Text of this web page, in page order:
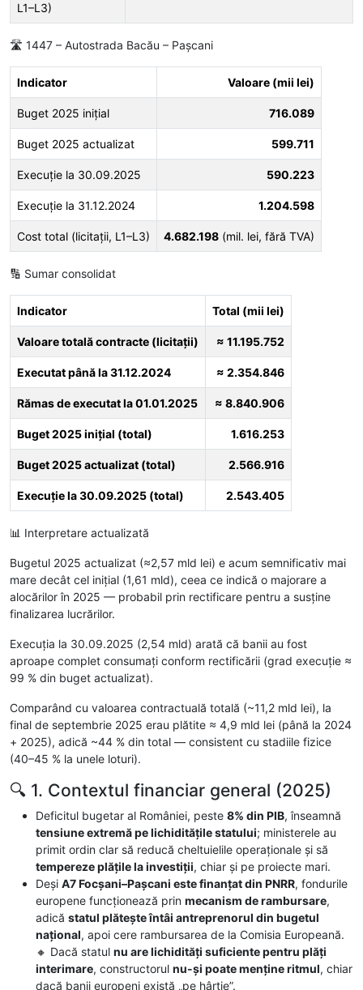
L1–L3)
🛣️ 1447 – Autostrada Bacău – Pașcani
Indicator Valoare (mii lei)
Buget 2025 inițial 716.089
Buget 2025 actualizat 599.711
Execuție la 30.09.2025 590.223
Execuție la 31.12.2024 1.204.598
Cost total (licitații, L1–L3) 4.682.198 (mil. lei, fără TVA)
🔢 Sumar consolidat
Indicator Total (mii lei)
Valoare totală contracte (licitații) ≈ 11.195.752
Executat până la 31.12.2024 ≈ 2.354.846
Rămas de executat la 01.01.2025 ≈ 8.840.906
Buget 2025 inițial (total) 1.616.253
Buget 2025 actualizat (total) 2.566.916
Execuție la 30.09.2025 (total) 2.543.405
📊 Interpretare actualizată
Bugetul 2025 actualizat (≈2,57 mld lei) e acum semnificativ mai
mare decât cel inițial (1,61 mld), ceea ce indică o majorare a
alocărilor în 2025 — probabil prin rectificare pentru a susține
finalizarea lucrărilor.
Execuția la 30.09.2025 (2,54 mld) arată că banii au fost
aproape complet consumați conform rectificării (grad execuție ≈
99 % din buget actualizat).
Comparând cu valoarea contractuală totală (~11,2 mld lei), la
final de septembrie 2025 erau plătite ≈ 4,9 mld lei (până la 2024
+ 2025), adică ~44 % din total — consistent cu stadiile fizice
(40–45 % la unele loturi).
🔍 1. Contextul financiar general (2025)
Deficitul bugetar al României, peste 8% din PIB, înseamnă
tensiune extremă pe lichiditățile statului; ministerele au
primit ordin clar să reducă cheltuielile operaționale și să
tempereze plățile la investiții, chiar și pe proiecte mari.
Deși A7 Focșani–Pașcani este finanțat din PNRR, fondurile
europene funcționează prin mecanism de rambursare,
adică statul plătește întâi antreprenorul din bugetul
național, apoi cere rambursarea de la Comisia Europeană.
🔸 Dacă statul nu are lichidități suficiente pentru plăți
interimare, constructorul nu-și poate menține ritmul, chiar
dacă banii europeni există „pe hârtie”.